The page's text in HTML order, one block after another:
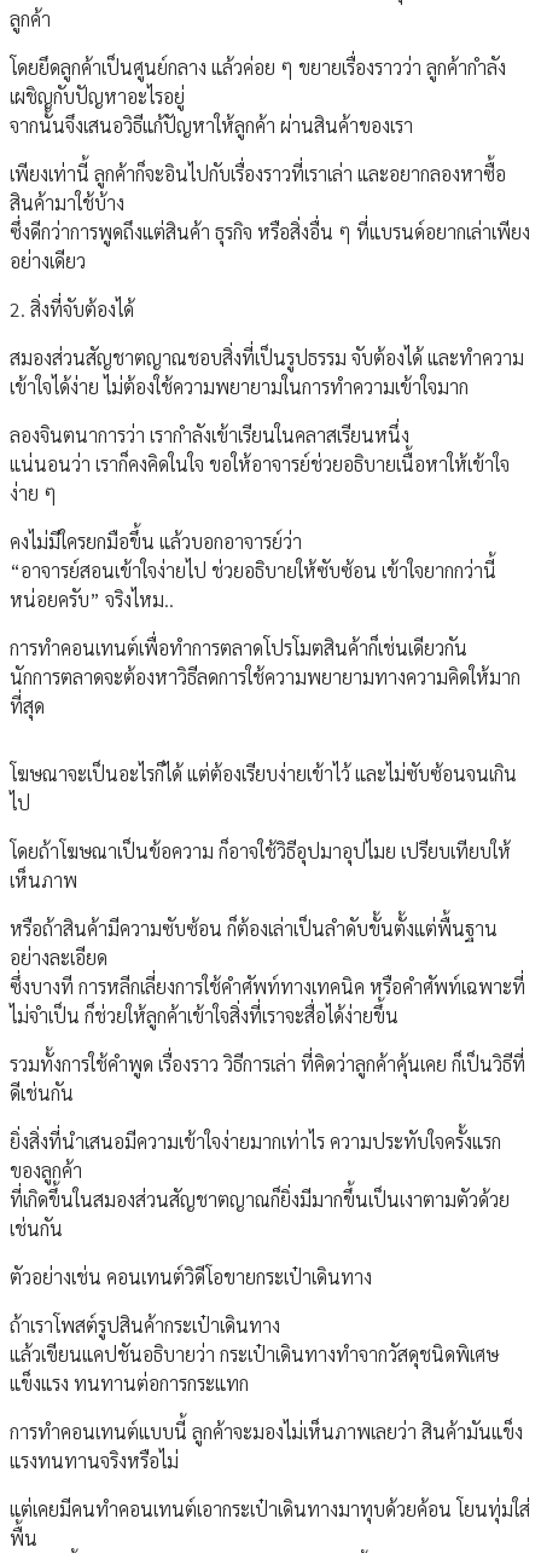
ลูกค้า
โดยยึดลูกค้าเป็นศูนย์กลาง แล้วค่อย ๆ ขยายเรื่องราวว่า ลูกค้ากำลัง
เผชิญกับปัญหาอะไรอยู่
จากนั้นจึงเสนอวิธีแก้ปัญหาให้ลูกค้า ผ่านสินค้าของเรา
เพียงเท่านี้ ลูกค้าก็จะอินไปกับเรื่องราวที่เราเล่า และอยากลองหาซื้อ
สินค้ามาใช้บ้าง
ซึ่งดีกว่าการพูดถึงแต่สินค้า ธุรกิจ หรือสิ่งอื่น ๆ ที่แบรนด์อยากเล่าเพียง
อย่างเดียว
2. สิ่งที่จับต้องได้
สมองส่วนสัญชาตญาณชอบสิ่งที่เป็นรูปธรรม จับต้องได้ และทำความ
เข้าใจได้ง่าย ไม่ต้องใช้ความพยายามในการทำความเข้าใจมาก
ลองจินตนาการว่า เรากำลังเข้าเรียนในคลาสเรียนหนึ่ง
แน่นอนว่า เราก็คงคิดในใจ ขอให้อาจารย์ช่วยอธิบายเนื้อหาให้เข้าใจ
ง่าย ๆ
คงไม่มีใครยกมือขึ้น แล้วบอกอาจารย์ว่า
“อาจารย์สอนเข้าใจง่ายไป ช่วยอธิบายให้ซับซ้อน เข้าใจยากกว่านี้
หน่อยครับ” จริงไหม..
การทำคอนเทนต์เพื่อทำการตลาดโปรโมตสินค้าก็เช่นเดียวกัน
นักการตลาดจะต้องหาวิธีลดการใช้ความพยายามทางความคิดให้มาก
ที่สุด
โฆษณาจะเป็นอะไรก็ได้ แต่ต้องเรียบง่ายเข้าไว้ และไม่ซับซ้อนจนเกิน
ไป
โดยถ้าโฆษณาเป็นข้อความ ก็อาจใช้วิธีอุปมาอุปไมย เปรียบเทียบให้
เห็นภาพ
หรือถ้าสินค้ามีความซับซ้อน ก็ต้องเล่าเป็นลำดับขั้นตั้งแต่พื้นฐาน
อย่างละเอียด
ซึ่งบางที การหลีกเลี่ยงการใช้คำศัพท์ทางเทคนิค หรือคำศัพท์เฉพาะที่
ไม่จำเป็น ก็ช่วยให้ลูกค้าเข้าใจสิ่งที่เราจะสื่อได้ง่ายขึ้น
รวมทั้งการใช้คำพูด เรื่องราว วิธีการเล่า ที่คิดว่าลูกค้าคุ้นเคย ก็เป็นวิธีที่
ดีเช่นกัน
ยิ่งสิ่งที่นำเสนอมีความเข้าใจง่ายมากเท่าไร ความประทับใจครั้งแรก
ของลูกค้า
ที่เกิดขึ้นในสมองส่วนสัญชาตญาณก็ยิ่งมีมากขึ้นเป็นเงาตามตัวด้วย
เช่นกัน
ตัวอย่างเช่น คอนเทนต์วิดีโอขายกระเป๋าเดินทาง
ถ้าเราโพสต์รูปสินค้ากระเป๋าเดินทาง
แล้วเขียนแคปชันอธิบายว่า กระเป๋าเดินทางทำจากวัสดุชนิดพิเศษ
แข็งแรง ทนทานต่อการกระแทก
การทำคอนเทนต์แบบนี้ ลูกค้าจะมองไม่เห็นภาพเลยว่า สินค้ามันแข็ง
แรงทนทานจริงหรือไม่
แต่เคยมีคนทำคอนเทนต์เอากระเป๋าเดินทางมาทุบด้วยค้อน โยนทุ่มใส่
พื้น